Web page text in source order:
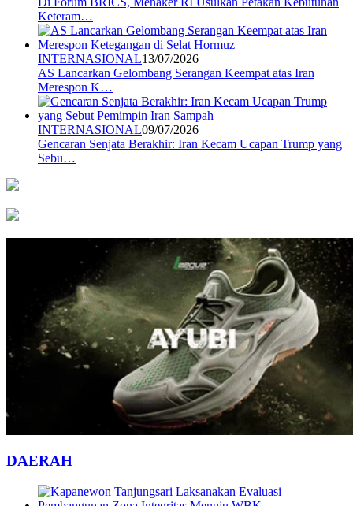
Keteram…
INTERNASIONAL13/07/2026
AS Lancarkan Gelombang Serangan Keempat atas Iran
Merespon K…
INTERNASIONAL09/07/2026
Gencaran Senjata Berakhir: Iran Kecam Ucapan Trump yang
Sebu…
DAERAH